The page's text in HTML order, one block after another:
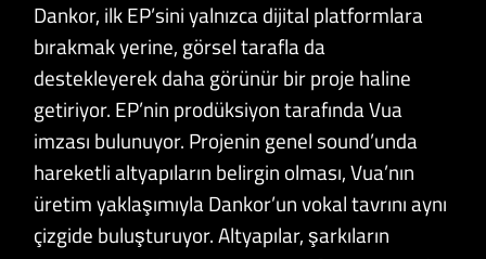
Dankor, ilk EP’sini yalnızca dijital platformlara
bırakmak yerine, görsel tarafla da
destekleyerek daha görünür bir proje haline
getiriyor. EP’nin prodüksiyon tarafında Vua
imzası bulunuyor. Projenin genel sound’unda
hareketli altyapıların belirgin olması, Vua’nın
üretim yaklaşımıyla Dankor’un vokal tavrını aynı
çizgide buluşturuyor. Altyapılar, şarkıların